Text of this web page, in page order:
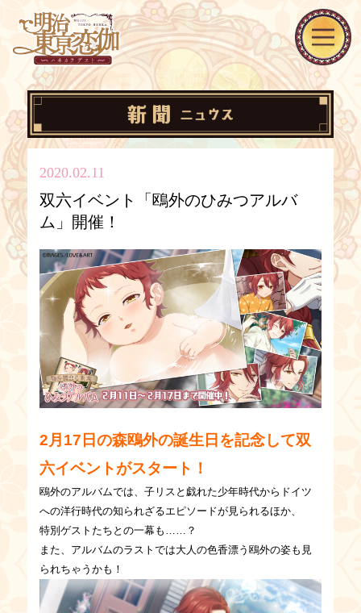
2020.02.11
双六イベント「鴎外のひみつアルバ
ム」開催！
2月17日の森鴎外の誕生日を記念して双
六イベントがスタート！
鴎外のアルバムでは、子リスと戯れた少年時代からドイツ
への洋行時代の知られざるエピソードが見られるほか、
特別ゲストたちとの一幕も……？
また、アルバムのラストでは大人の色香漂う鴎外の姿も見
られちゃうかも！